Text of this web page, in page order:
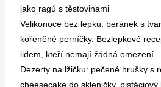
jako ragú s těstovinami
Velikonoce bez lepku: beránek s
kořeněné perníčky. Bezlepkové
lidem, kteří nemají žádná omezení.
Dezerty na lžičku: pečené hrušky s
cheesecake do skleničky,